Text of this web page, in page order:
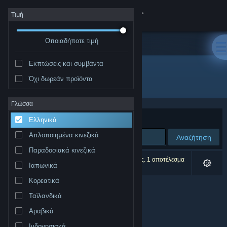
Σύνδεση
Κατάστημα
Σχετικά
Υποστήριξη
Αλλαγή γλώσσας
Προβολή ιστοσελίδας για υπολογιστές
Τιμή
Οποιαδήποτε τιμή
Εκπτώσεις και συμβάντα
Όχι δωρεάν προϊόντα
Γλώσσα
Ελληνικά
Απλοποιημένα κινεζικά
Παραδοσιακά κινεζικά
Ιαπωνικά
Κορεατικά
Ταϊλανδικά
Αραβικά
Εκδότης: Triplot Studio
Ταξινόμηση ανά
Αναζήτηση
0 αποτελέσματα ταιριάζουν με την αναζήτησή σας. 1 αποτέλεσμα
αποκλείστηκε βάσει των προτιμήσεών σας.